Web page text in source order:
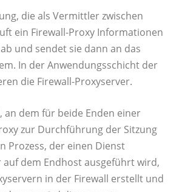
die als Vermittler zwischen
ein Firewall-Proxy Informationen
und sendet sie dann an das
In der Anwendungsschicht der
die Firewall-Proxyserver.
an dem für beide Enden einer
zur Durchführung der Sitzung
Prozess, der einen Dienst
dem Endhost ausgeführt wird,
in der Firewall erstellt und